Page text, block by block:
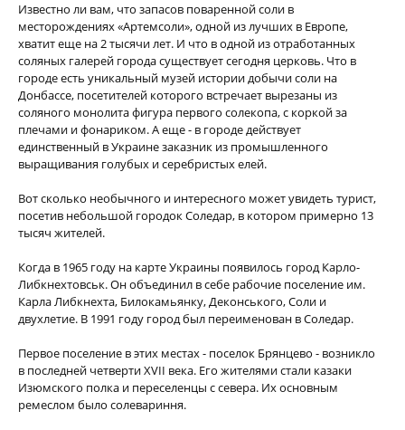
Известно ли вам, что запасов поваренной соли в
месторождениях «Артемсоли», одной из лучших в Европе,
хватит еще на 2 тысячи лет. И что в одной из отработанных
соляных галерей города существует сегодня церковь. Что в
городе есть уникальный музей истории добычи соли на
Донбассе, посетителей которого встречает вырезаны из
соляного монолита фигура первого солекопа, с коркой за
плечами и фонариком. А еще - в городе действует
единственный в Украине заказник из промышленного
выращивания голубых и серебристых елей.
Вот сколько необычного и интересного может увидеть турист,
посетив небольшой городок Соледар, в котором примерно 13
тысяч жителей.
Когда в 1965 году на карте Украины появилось город Карло-
Либкнехтовськ. Он объединил в себе рабочие поселение им.
Карла Либкнехта, Билокамьянку, Деконського, Соли и
двухлетие. В 1991 году город был переименован в Соледар.
Первое поселение в этих местах - поселок Брянцево - возникло
в последней четверти XVII века. Его жителями стали казаки
Изюмского полка и переселенцы с севера. Их основным
ремеслом было солевариння.